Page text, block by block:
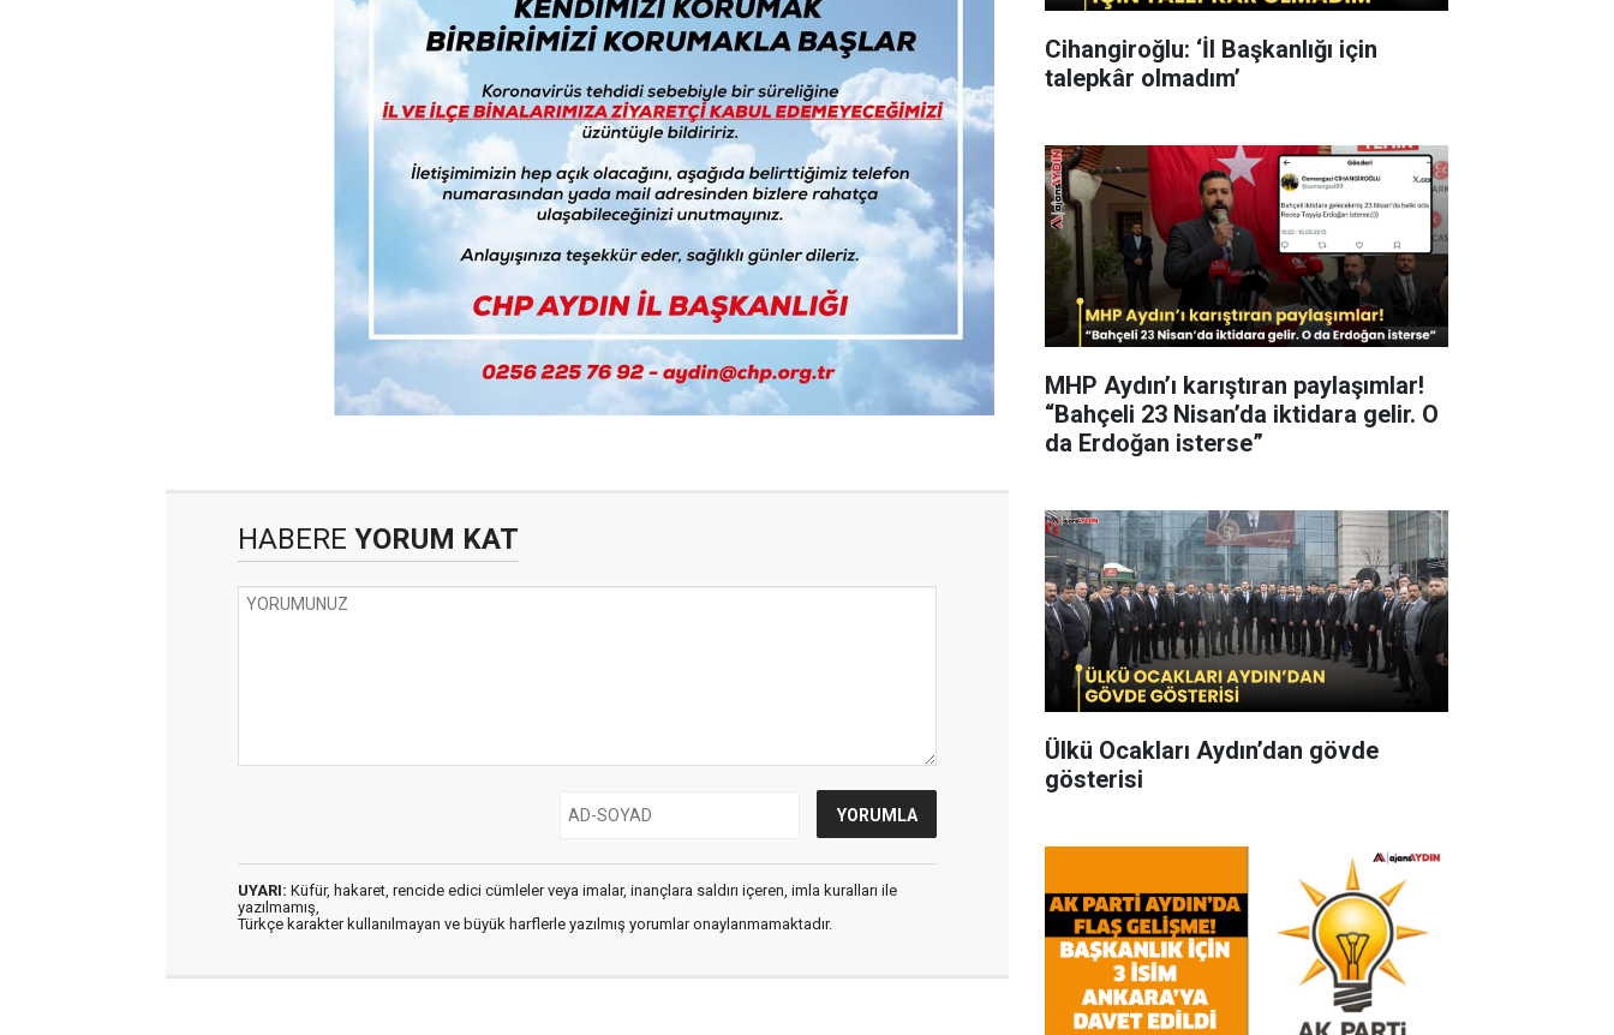
HABERE YORUM KAT
UYARI: Küfür, hakaret, rencide edici cümleler veya imalar, inançlara saldırı içeren, imla kuralları ile
yazılmamış,
Türkçe karakter kullanılmayan ve büyük harflerle yazılmış yorumlar onaylanmamaktadır.
Cihangiroğlu: ‘İl Başkanlığı için
talepkâr olmadım’
MHP Aydın’ı karıştıran paylaşımlar!
“Bahçeli 23 Nisan’da iktidara gelir. O
da Erdoğan isterse”
Ülkü Ocakları Aydın’dan gövde
gösterisi